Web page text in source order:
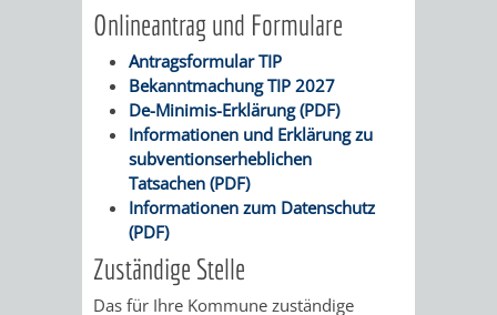
AN
DEINE
STADT
WIEDERVERMIETUNGSPRÄMIE
AMT
Onlineantrag und Formulare
Antragsformular TIP
Bekanntmachung TIP 2027
De-Minimis-Erklärung (PDF)
Informationen und Erklärung zu
subventionserheblichen
Tatsachen (PDF)
Informationen zum Datenschutz
(PDF)
Zuständige Stelle
Das für Ihre Kommune zuständige